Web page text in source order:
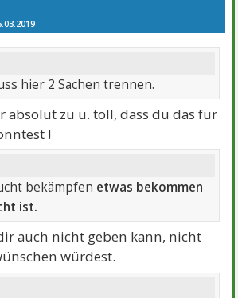
hier 2 Sachen trennen.
absolut zu u. toll, dass du das für
!
bekämpfen etwas bekommen
ist.
auch nicht geben kann, nicht
würdest.